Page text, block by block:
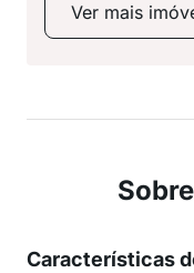
Ver mais
Características